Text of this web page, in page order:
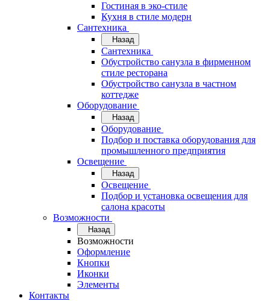
Гостиная в эко-стиле
Кухня в стиле модерн
Сантехника
Назад
Сантехника
Обустройство санузла в фирменном
стиле ресторана
Обустройство санузла в частном
коттедже
Оборудование
Назад
Оборудование
Подбор и поставка оборудования для
промышленного предприятия
Освещение
Назад
Освещение
Подбор и установка освещения для
салона красоты
Возможности
Назад
Возможности
Оформление
Кнопки
Иконки
Элементы
Контакты